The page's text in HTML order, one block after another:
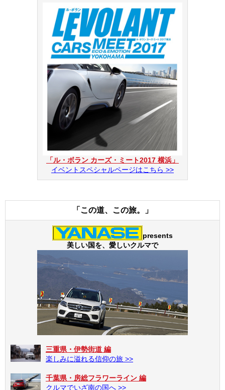
「ル・ボラン カーズ・ミート2017 横浜」
イベントスペシャルページはこちら >>
「この道、この旅。」
presents
美しい国を、愛しいクルマで
三重県・伊勢街道 編
楽しみに溢れる信仰の旅 >>
千葉県・房総フラワーライン 編
クルマでいざ南の国へ >>